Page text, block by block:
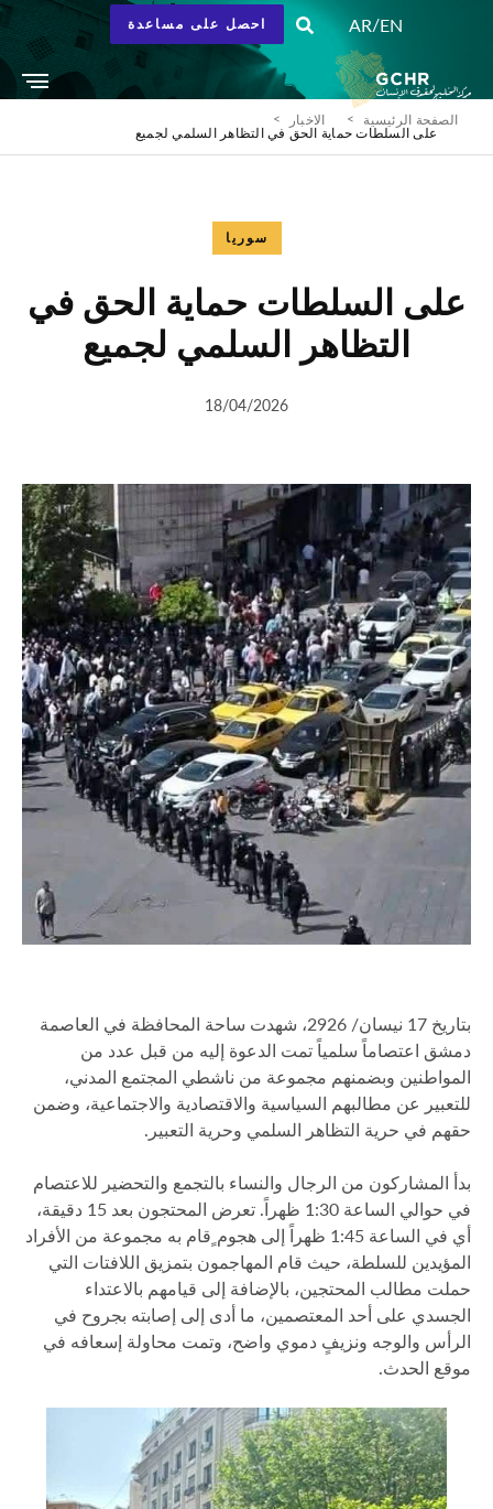
EN
/
AR احصل على مساعدة
الصفحة الرئيسية
الاخبار
على السلطات حماية الحق في التظاهر السلمي لجميع
سوريا
على السلطات حماية الحق في
التظاهر السلمي لجميع
18/04/2026
بتاريخ 17 نيسان/ 2926، شهدت ساحة المحافظة في العاصمة
دمشق اعتصاماً سلمياً تمت الدعوة إليه من قبل عدد من
المواطنين وبضمنهم مجموعة من ناشطي المجتمع المدني،
للتعبير عن مطالبهم السياسية والاقتصادية والاجتماعية، وضمن
حقهم في حرية التظاهر السلمي وحرية التعبير.
بدأ المشاركون من الرجال والنساء بالتجمع والتحضير للاعتصام
في حوالي الساعة 1:30 ظهراً. تعرض المحتجون بعد 15 دقيقة،
أي في الساعة 1:45 ظهراً إلى هجوم ٍقام به مجموعة من الأفراد
المؤيدين للسلطة، حيث قام المهاجمون بتمزيق اللافتات التي
حملت مطالب المحتجين، بالإضافة إلى قيامهم بالاعتداء
الجسدي على أحد المعتصمين، ما أدى إلى إصابته بجروح في
الرأس والوجه ونزيفٍ دموي واضح، وتمت محاولة إسعافه في
موقع الحدث.